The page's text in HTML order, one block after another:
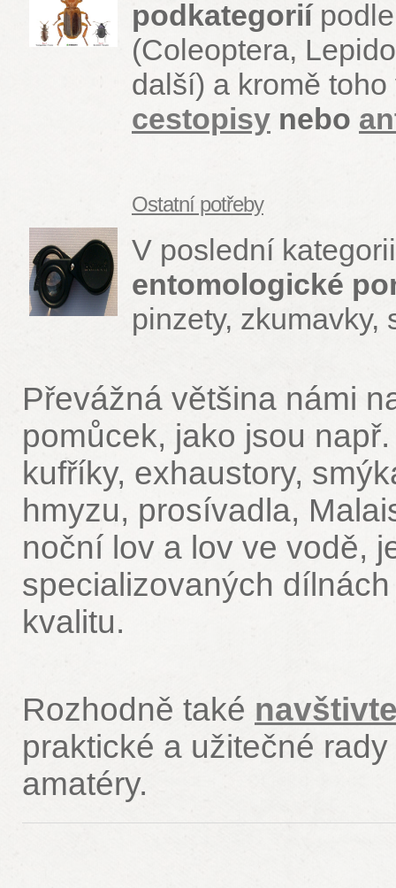
podkategorií
(Coleoptera,
další) a kromě
cestopisy nebo
Ostatní potřeby
V poslední
entomologické
pinzety, zkumavky,
Převážná většina námi
pomůcek, jako jsou
kufříky, exhaustory,
hmyzu, prosívadla,
noční lov a lov ve vodě,
specializovaných
kvalitu.
Rozhodně také
praktické a užitečné
amatéry.